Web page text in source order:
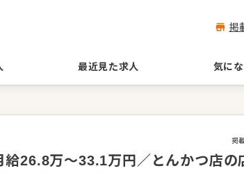
掲
最近見た求人 気に
掲
給26.8万～33.1万円／とんかつ店の